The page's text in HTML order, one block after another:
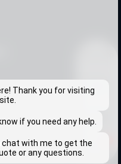
Wechat
Chat
Thank you for visiting
if you need any help.
chat with me to get the
or any questions.